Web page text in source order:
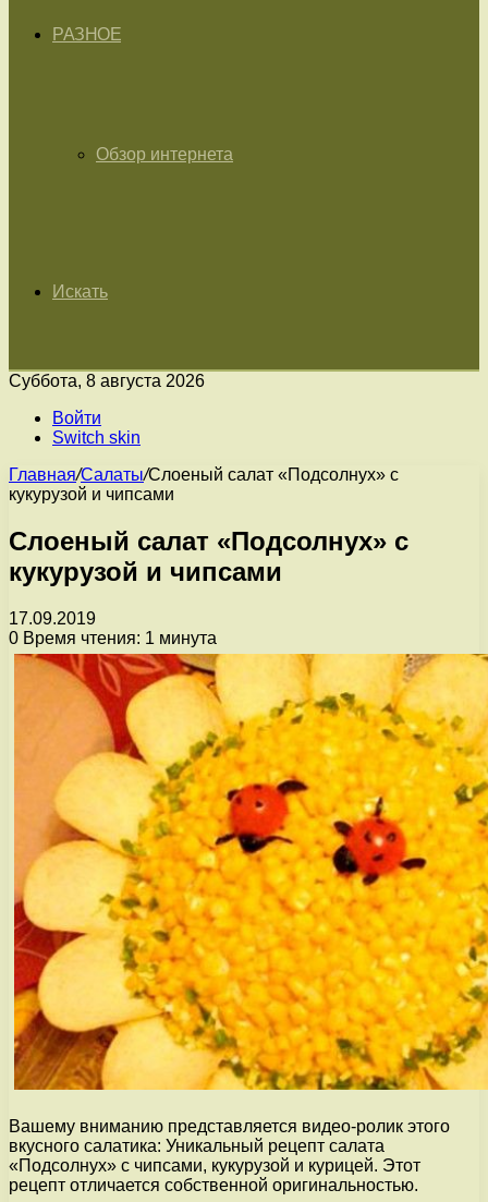
РАЗНОЕ
Обзор интернета
Искать
Суббота, 8 августа 2026
Войти
Switch skin
Главная/Салаты/Слоеный салат «Подсолнух» с
кукурузой и чипсами
Слоеный салат «Подсолнух» с
кукурузой и чипсами
17.09.2019
0 Время чтения: 1 минута
Вашему вниманию представляется видео-ролик этого
вкусного салатика: Уникальный рецепт салата
«Подсолнух» с чипсами, кукурузой и курицей. Этот
рецепт отличается собственной оригинальностью.